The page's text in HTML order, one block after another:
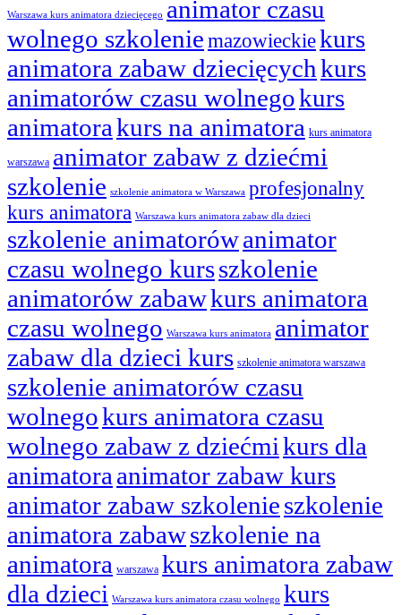
Warszawa kurs animatora dziecięcego animator czasu
wolnego szkolenie mazowieckiekurs
animatora zabaw dziecięcychkurs
animatorów czasu wolnegokurs
animatorakurs na animatora kurs animatora
warszawa animator zabaw z dziećmi
szkolenie szkolenie animatora w Warszawa profesjonalny
kurs animatora Warszawa kurs animatora zabaw dla dzieci
szkolenie animatorówanimator
czasu wolnego kursszkolenie
animatorów zabawkurs animatora
czasu wolnego Warszawa kurs animatora animator
zabaw dla dzieci kurs szkolenie animatora warszawa
szkolenie animatorów czasu
wolnegokurs animatora czasu
wolnego zabaw z dziećmikurs dla
animatora animator zabaw kurs
animator zabaw szkolenieszkolenie
animatora zabawszkolenie na
animatora warszawa kurs animatora zabaw
dla dzieci Warszawa kurs animatora czasu wolnego kurs